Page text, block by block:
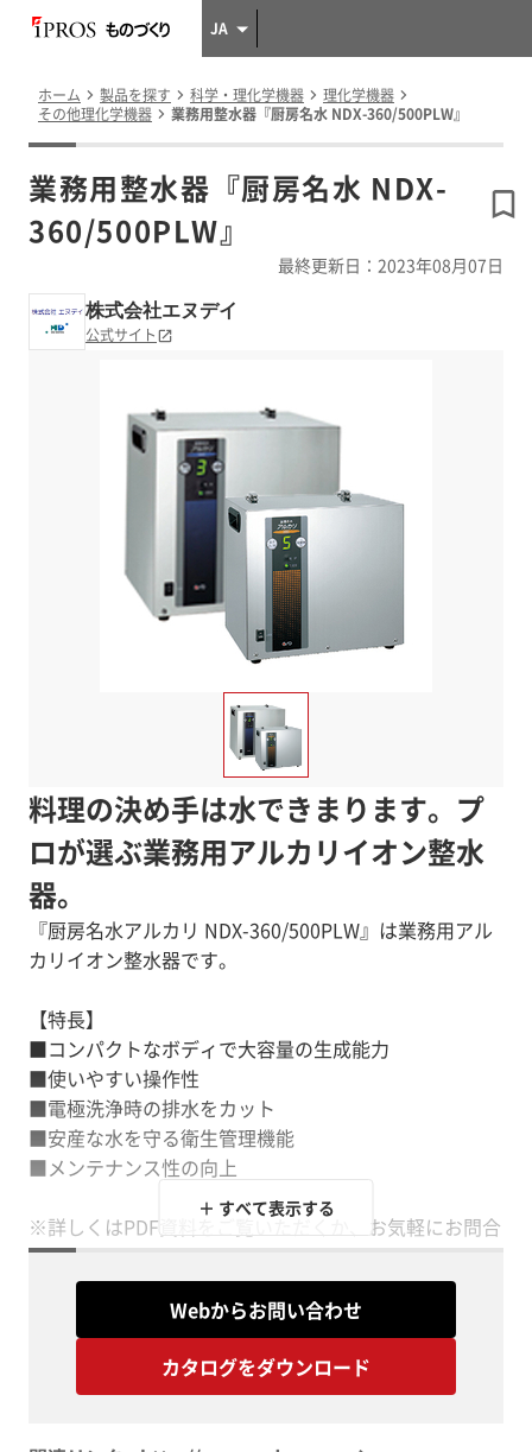
JA
ホーム 製品を探す 科学・理化学機器
理化学機器
その他理化学機器
業務用整水器『厨房名水 NDX-360/500PLW』
業務用整水器『厨房名水 NDX-
360/500PLW』
最終更新日：2023年08月07日
料理の決め手は水できまります。プ
ロが選ぶ業務用アルカリイオン整水
器。
『厨房名水アルカリ NDX-360/500PLW』は業務用アル
カリイオン整水器です。
【特長】
■コンパクトなボディで大容量の生成能力
■使いやすい操作性
■電極洗浄時の排水をカット
■安産な水を守る衛生管理機能
■メンテナンス性の向上
※詳しくはPDF資料をご覧いただくか、お気軽にお問合
＋ すべて表示する
Webからお問い合わせ
カタログをダウンロード
株式会社エヌデイ
公式サイト